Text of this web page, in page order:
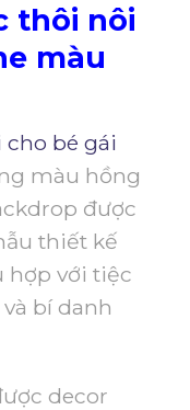
thôi nôi
màu
bé gái
màu hồng
được
thiết kế
hợp với tiệc
bí danh
decor